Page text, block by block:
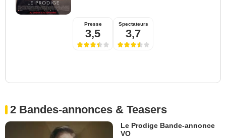
Presse
3,5
Spectateurs
3,7
2 Bandes-annonces & Teasers
Le Prodige Bande-annonce
VO